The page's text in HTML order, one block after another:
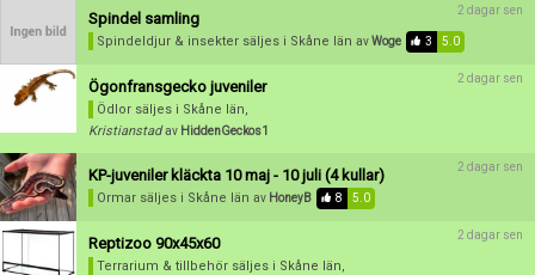
Spindel samling
Spindeldjur & insekter säljes i Skåne län avWoge 3 5.0
2 dagar sen
Ögonfransgecko juveniler
Ödlor säljes i Skåne län,
Kristianstad av HiddenGeckos1
2 dagar sen
KP-juveniler kläckta 10 maj - 10 juli (4 kullar)
Ormar säljes i Skåne län av HoneyB 8 5.0
2 dagar sen
Reptizoo 90x45x60
Terrarium & tillbehör säljes i Skåne län,
2 dagar sen